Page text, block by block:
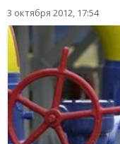
3 октября 2012, 17:54